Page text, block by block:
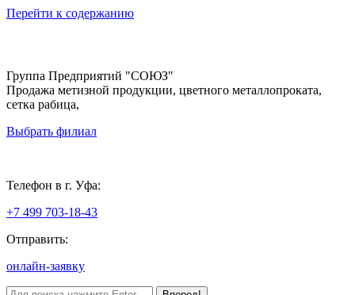
Перейти к содержанию
Группа Предприятий "СОЮЗ"
Продажа метизной продукции, цветного металлопроката,
сетка рабица,
Выбрать филиал
Телефон в г. Уфа:
+7 499 703-18-43
Отправить:
онлайн-заявку